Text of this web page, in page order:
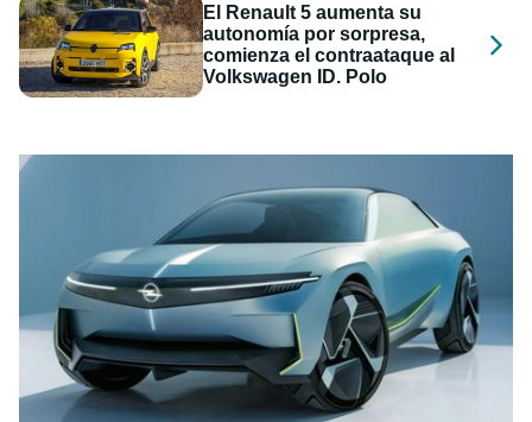
El Renault 5 aumenta su
autonomía por sorpresa,
comienza el contraataque al
Volkswagen ID. Polo